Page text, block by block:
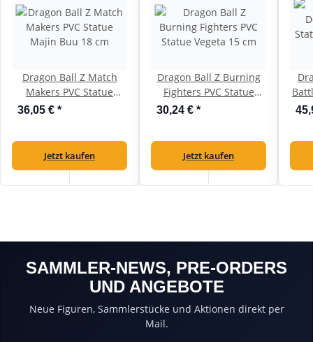
Dragon Ball Z Match
Makers PVC Statue
Majin Buu 18 cm
36,05 € *
Jetzt kaufen
Dragon Ball Z Burning
Fighters PVC Statue
Vegeta 15 cm
30,24 € *
Jetzt kaufen
SAMMLER-NEWS, PRE-ORDERS
UND ANGEBOTE
Neue Figuren, Sammlerstücke und Aktionen direkt per
Mail.